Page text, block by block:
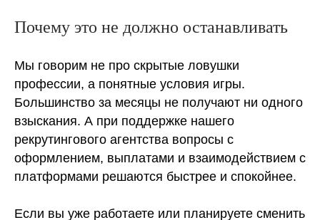
Почему это не должно останавливать
Мы говорим не про скрытые ловушки
профессии, а понятные условия игры.
Большинство за месяцы не получают ни одного
взыскания. А при поддержке нашего
рекрутингового агентства вопросы с
оформлением, выплатами и взаимодействием с
платформами решаются быстрее и спокойнее.
Если вы уже работаете или планируете сменить